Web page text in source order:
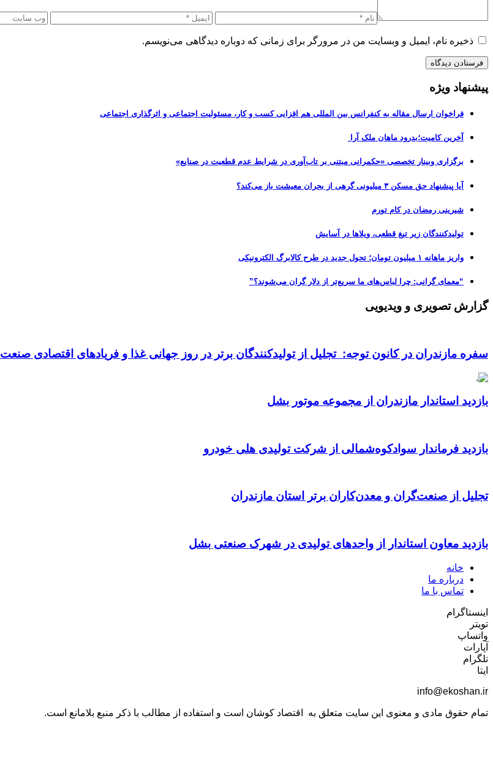
ذخیره نام، ایمیل و وبسایت من در مرورگر برای زمانی که دوباره دیدگاهی می‌نویسم.
پیشنهاد ویژه
فراخوان ارسال مقاله به کنفرانس بین المللی هم افزایی کسب و کار، مسئولیت اجتماعی و اثرگذاری اجتماعی
آخرین کامیت؛بدرود ماهان ملک آرا
برگزاری وبینار تخصصی «حکمرانی مبتنی بر تاب‌آوری در شرایط عدم قطعیت در صنایع»
آیا پیشنهاد حق مسکن ۳ میلیونی گرهی از بحران معیشت باز می‌کند؟
شیرینی رمضان در کام تورم
تولیدکنندگان زیر تیغ قطعی، ویلاها در آسایش
واریز ماهانه ۱ میلیون تومان؛ تحول جدید در طرح کالابرگ الکترونیکی
“معمای گرانی: چرا لباس‌های ما سریع‌تر از دلار گران می‌شوند؟”
گزارش تصویری و ویدیویی
سفره مازندران در کانون توجه: تجلیل از تولیدکنندگان برتر در روز جهانی غذا و فریادهای اقتصادی صنعت
بازدید استاندار مازندران از مجموعه موتور بشل
بازدید فرماندار سوادکوه‌شمالی از شرکت تولیدی هلی خودرو
تجلیل از صنعت‌گران و معدن‌کاران برتر استان مازندران
بازدید معاون استاندار از واحدهای تولیدی در شهرک صنعتی بشل
خانه
درباره ما
تماس با ما
اینستاگرام
تویتر
واتساپ
آپارات
تلگرام
ایتا
info@ekoshan.ir
تمام حقوق مادی و معنوی این سایت متعلق به اقتصاد کوشان است و استفاده از مطالب با ذکر منبع بلامانع است.